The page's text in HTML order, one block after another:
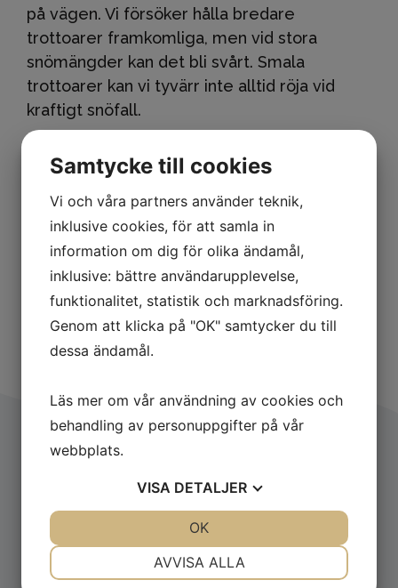
på vägen. Vi försöker hålla bredare
trottoarer framkomliga, men vid stora
snömängder kan det bli svårt. Smala
trottoarer kan vi tyvärr inte alltid röja vid
kraftigt snöfall.
för?
Du som hyr parkeringsplats, garage eller
carport ansvarar själv för att skotta din plats
och ytan framför. Du ansvarar även för att
hålla rent framför din entré.
Följ det senaste hos oss
Samtycke till cookies
Vi och våra partners använder teknik,
inklusive cookies, för att samla in
information om dig för olika ändamål,
inklusive: bättre användarupplevelse,
funktionalitet, statistik och marknadsföring.
Genom att klicka på "OK" samtycker du till
dessa ändamål.
Läs mer om vår användning av cookies och
behandling av personuppgifter på vår
webbplats.
VISA DETALJER
AVVISA ALLA
OK